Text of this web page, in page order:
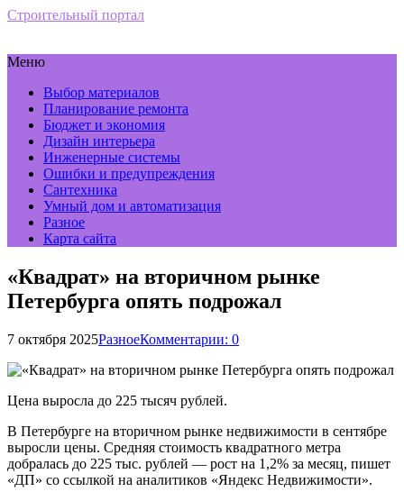
Строительный портал
Меню
Выбор материалов
Планирование ремонта
Бюджет и экономия
Дизайн интерьера
Инженерные системы
Ошибки и предупреждения
Сантехника
Умный дом и автоматизация
Разное
Карта сайта
«Квадрат» на вторичном рынке
Петербурга опять подрожал
7 октября 2025РазноеКомментарии: 0
Цена выросла до 225 тысяч рублей.
В Петербурге на вторичном рынке недвижимости в сентябре
выросли цены. Средняя стоимость квадратного метра
добралась до 225 тыс. рублей — рост на 1,2% за месяц, пишет
«ДП» со ссылкой на аналитиков «Яндекс Недвижимости».